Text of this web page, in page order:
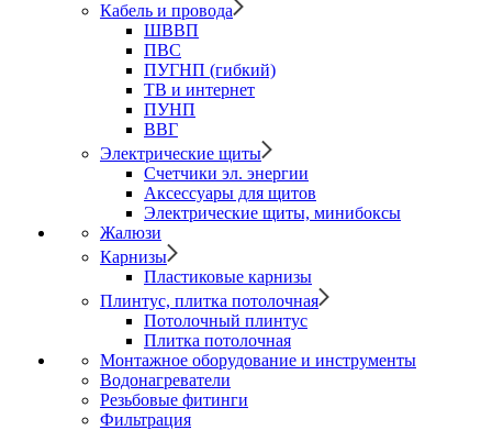
Кабель и провода
ШВВП
ПВС
ПУГНП (гибкий)
ТВ и интернет
ПУНП
ВВГ
Электрические щиты
Счетчики эл. энергии
Аксессуары для щитов
Электрические щиты, минибоксы
Жалюзи
Карнизы
Пластиковые карнизы
Плинтус, плитка потолочная
Потолочный плинтус
Плитка потолочная
Монтажное оборудование и инструменты
Водонагреватели
Резьбовые фитинги
Фильтрация